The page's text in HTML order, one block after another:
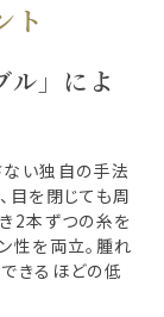
ト
」によ
い独自の手法
目を閉じても周
2本ずつの糸を
性を両立。腫れ
きるほどの低